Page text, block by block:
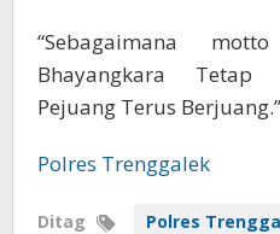
“Sebagaimana
Bhayangkara Tetap
Pejuang Terus
Polres Trenggalek
Ditag Polres